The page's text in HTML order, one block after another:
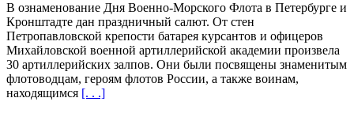
В
Петербурге
и
Кронштадте
в
честь
В ознаменование Дня Военно-Морского Флота в Петербурге и
Кронштадте дан праздничный салют. От стен
Петропавловской крепости батарея курсантов и офицеров
Михайловской военной артиллерийской академии произвела
30 артиллерийских залпов. Они были посвящены знаменитым
флотоводцам, героям флотов России, а также воинам,
находящимся [. . .]